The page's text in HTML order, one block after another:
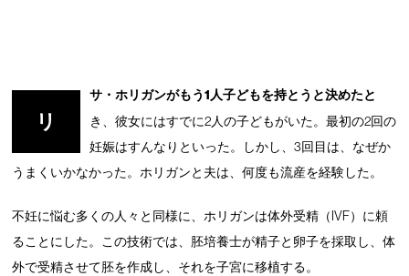
リ
サ・ホリガンがもう1人子どもを持とうと決めたと
き、彼女にはすでに2人の子どもがいた。最初の2回の
妊娠はすんなりといった。しかし、3回目は、なぜか
うまくいかなかった。ホリガンと夫は、何度も流産を経験した。
不妊に悩む多くの人々と同様に、ホリガンは体外受精（IVF）に頼
ることにした。この技術では、胚培養士が精子と卵子を採取し、体
外で受精させて胚を作成し、それを子宮に移植する。